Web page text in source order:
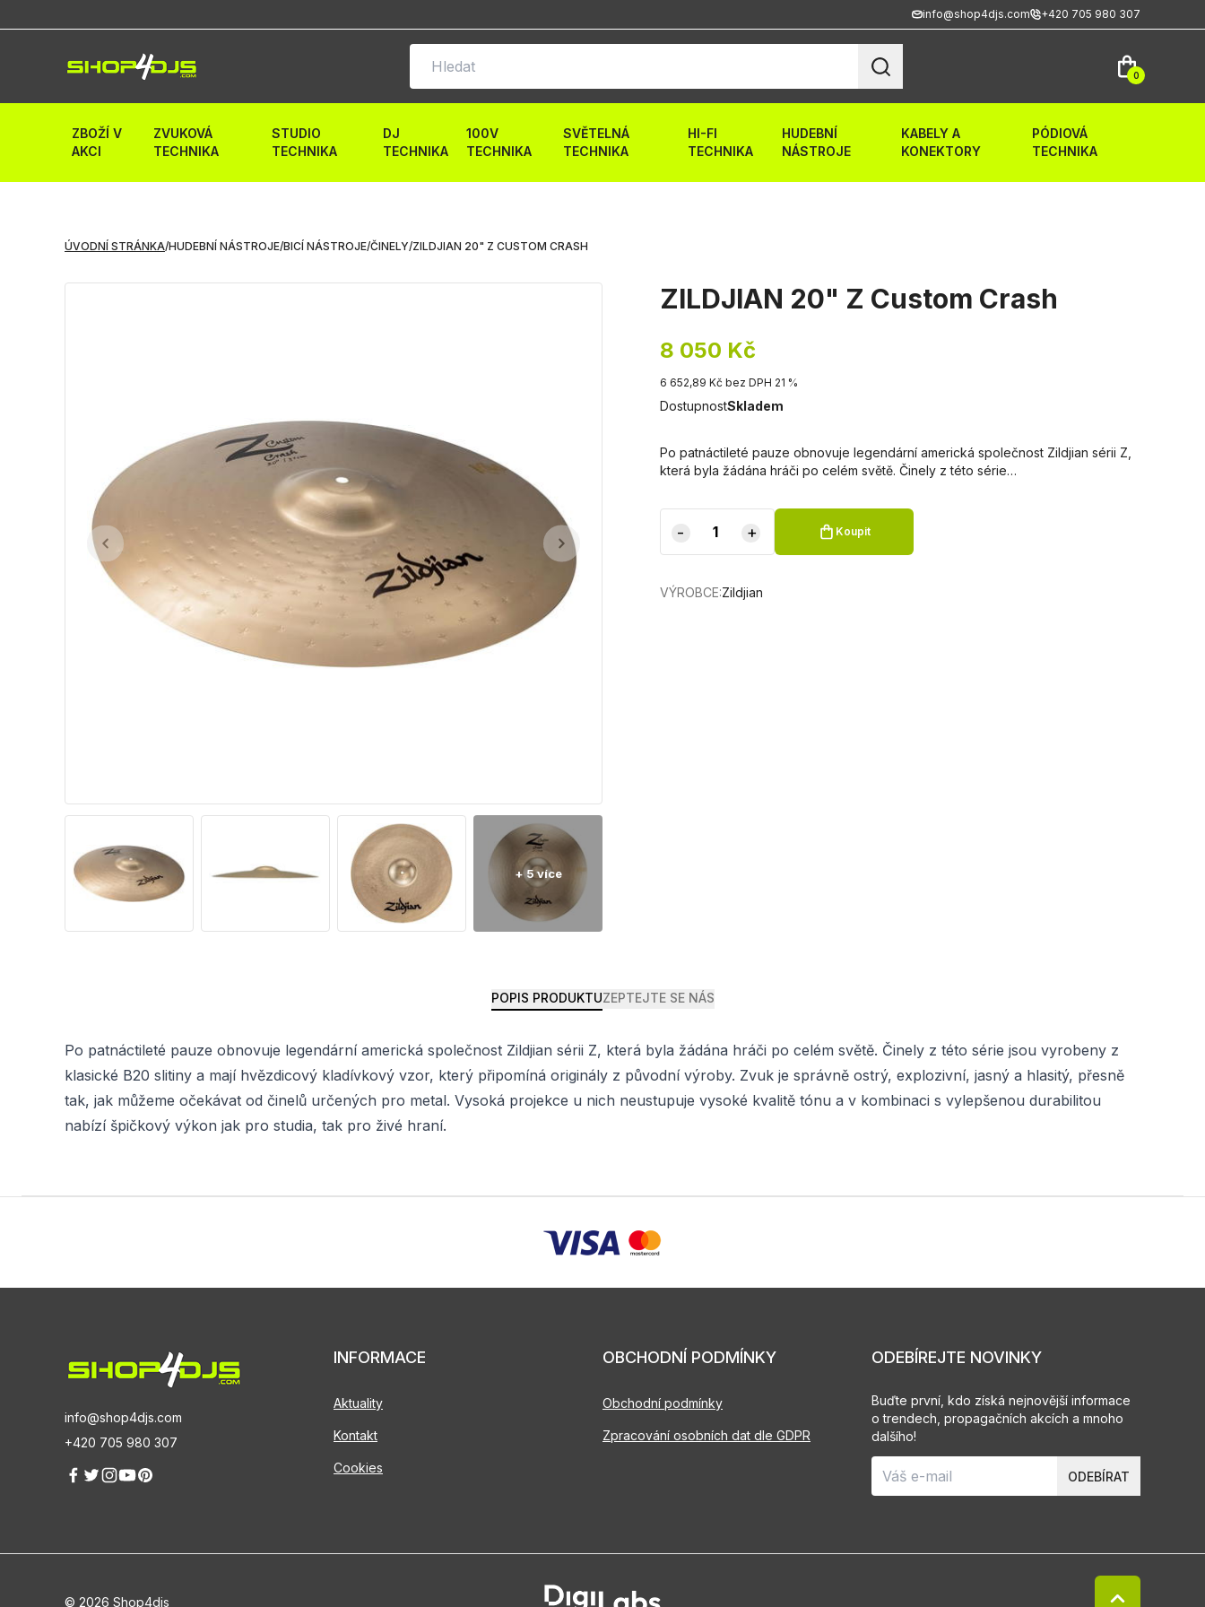
info@shop4djs.com +420 705 980 307
0
ZBOŽÍ V
AKCI
ZVUKOVÁ
TECHNIKA
STUDIO
TECHNIKA
DJ
TECHNIKA
100V
TECHNIKA
SVĚTELNÁ
TECHNIKA
HI-FI
TECHNIKA
HUDEBNÍ
NÁSTROJE
KABELY A
KONEKTORY
PÓDIOVÁ
TECHNIKA
ÚVODNÍ STRÁNKA/HUDEBNÍ NÁSTROJE/BICÍ NÁSTROJE/ČINELY/ZILDJIAN 20" Z CUSTOM CRASH
ZILDJIAN 20" Z Custom Crash
8 050 Kč
6 652,89 Kč bez DPH 21 %
DostupnostSkladem
Po patnáctileté pauze obnovuje legendární americká společnost Zildjian sérii Z,
která byla žádána hráči po celém světě. Činely z této série…
- + Koupit
VÝROBCE:Zildjian
POPIS PRODUKTUZEPTEJTE SE NÁS
Po patnáctileté pauze obnovuje legendární americká společnost Zildjian sérii Z, která byla žádána hráči po celém světě. Činely z této série jsou vyrobeny z
klasické B20 slitiny a mají hvězdicový kladívkový vzor, který připomíná originály z původní výroby. Zvuk je správně ostrý, explozivní, jasný a hlasitý, přesně
tak, jak můžeme očekávat od činelů určených pro metal. Vysoká projekce u nich neustupuje vysoké kvalitě tónu a v kombinaci s vylepšenou durabilitou
nabízí špičkový výkon jak pro studia, tak pro živé hraní.
info@shop4djs.com
+420 705 980 307
INFORMACE
Aktuality
Kontakt
Cookies
OBCHODNÍ PODMÍNKY
Obchodní podmínky
Zpracování osobních dat dle GDPR
ODEBÍREJTE NOVINKY
Buďte první, kdo získá nejnovější informace
o trendech, propagačních akcích a mnoho
dalšího!
ODEBÍRAT
© 2026 Shop4djs